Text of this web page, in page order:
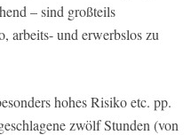
– sind großteils
arbeits- und erwerbslos zu
hohes Risiko etc. pp.
zwölf Stunden (von